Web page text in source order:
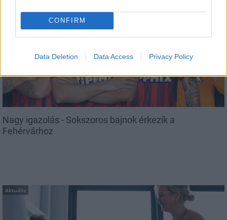
CONFIRM
Data Deletion Data Access Privacy Policy
Aktuális
Nagy igazolás - Sokszoros bajnok érkezik a
Fehérvárhoz
Aktuális